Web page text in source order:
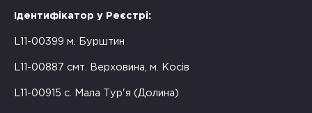
Ідентифікатор у Реєстрі:
L11-00399 м. Бурштин
L11-00887 смт. Верховина, м. Косів
L11-00915 с. Мала Тур'я (Долина)